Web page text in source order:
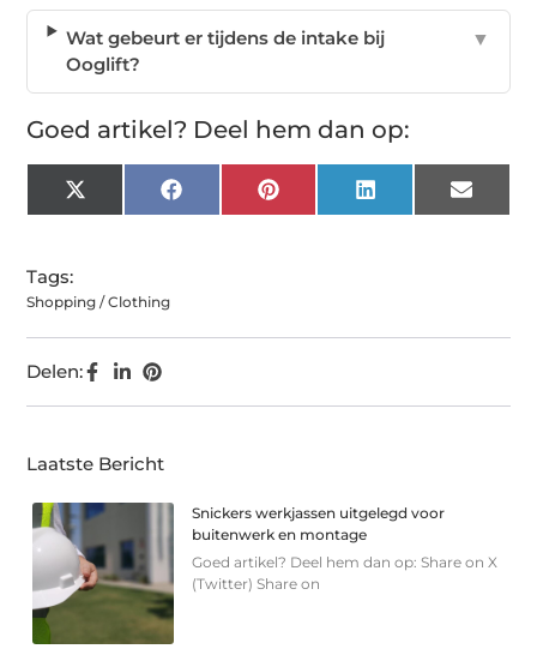
Wat gebeurt er tijdens de intake bij
Ooglift?
▼
Goed artikel? Deel hem dan op:
X
(Twitter)
FacebookPinterest LinkedIn Email
Tags:
Shopping / Clothing
Delen:
Laatste Bericht
Snickers werkjassen uitgelegd voor
buitenwerk en montage
Goed artikel? Deel hem dan op: Share on X
(Twitter) Share on